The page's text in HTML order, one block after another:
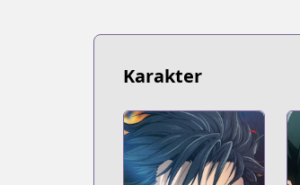
Karakter